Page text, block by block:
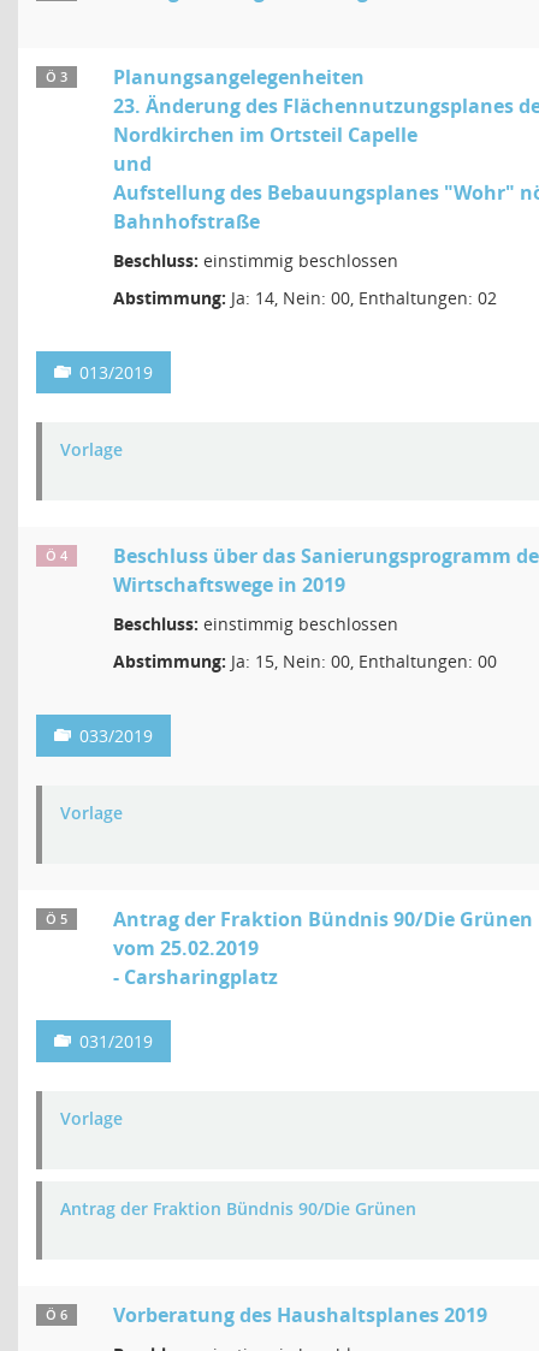
Ö 3
Planungsangelegenheiten
23. Änderung des Flächennutzungsplanes
Nordkirchen im Ortsteil Capelle
und
Aufstellung des Bebauungsplanes "Wohr"
Bahnhofstraße
Beschluss: einstimmig beschlossen
Abstimmung: Ja: 14, Nein: 00, Enthaltungen: 02
013/2019
Vorlage
Ö 4
Beschluss über das Sanierungsprogramm
Wirtschaftswege in 2019
Beschluss: einstimmig beschlossen
Abstimmung: Ja: 15, Nein: 00, Enthaltungen: 00
033/2019
Vorlage
Ö 5
Antrag der Fraktion Bündnis 90/Die
vom 25.02.2019
- Carsharingplatz
031/2019
Vorlage
Antrag der Fraktion Bündnis 90/Die Grünen
Ö 6 Vorberatung des Haushaltsplanes 2019